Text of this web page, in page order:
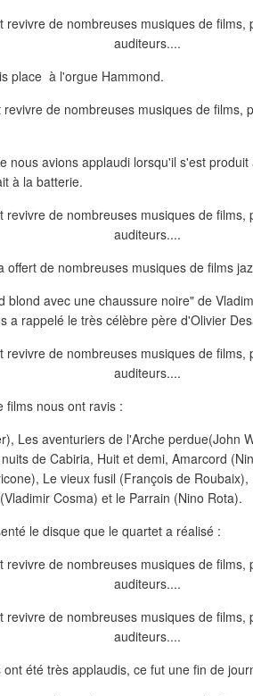
place à l'orgue Hammond.
nous avions applaudi lorsqu'il s'est
à la batterie.
offert de nombreuses musiques de films
blond avec une chaussure noire" de
a rappelé le très célèbre père d'Olivier
films nous ont ravis :
Les aventuriers de l'Arche perdue(John
de Cabiria, Huit et demi, Amarcord
Le vieux fusil (François de
Cosma) et le Parrain (Nino Rota).
le disque que le quartet a réalisé :
été très applaudis, ce fut une fin de